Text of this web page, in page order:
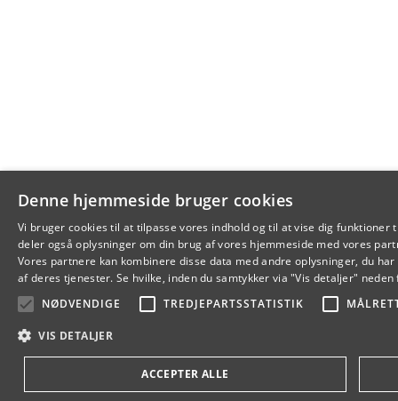
Denne hjemmeside bruger cookies
Vi bruger cookies til at tilpasse vores indhold og til at vise dig
deler også oplysninger om din brug af vores hjemmeside med vores
Vores partnere kan kombinere disse data med andre oplysninger, du
af deres tjenester. Se hvilke, inden du samtykker via "Vis detaljer" neden
NØDVENDIGE
TREDJEPARTSSTATISTIK
VIS DETALJER
ACCEPTER ALLE